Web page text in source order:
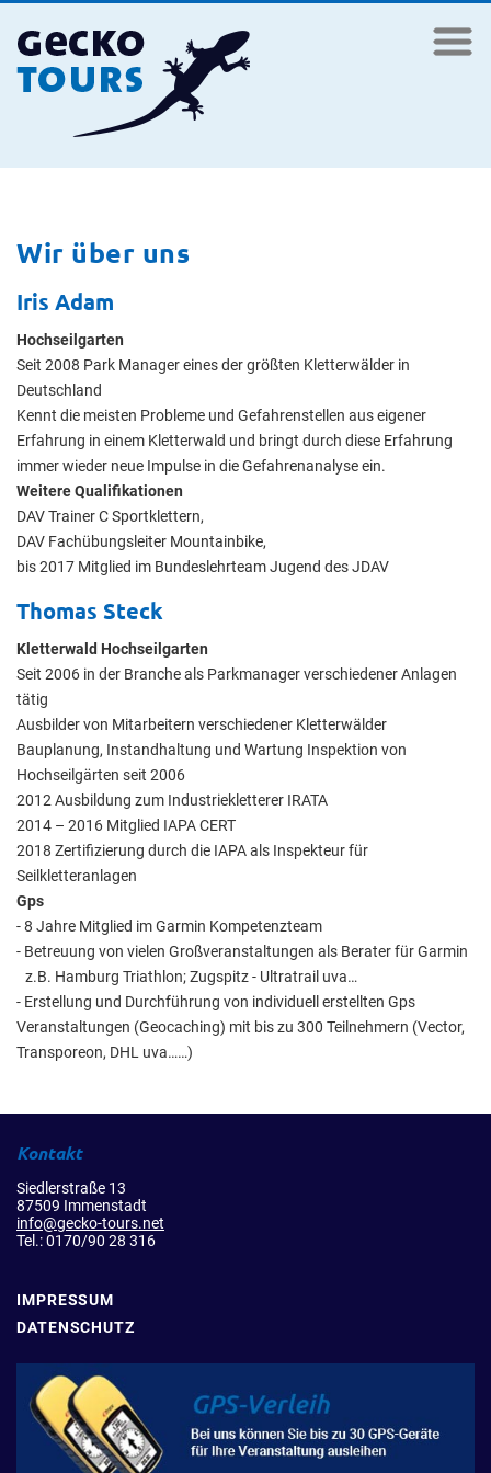
Wir über uns
Iris Adam
Hochseilgarten
Seit 2008 Park Manager eines der größten Kletterwälder in
Deutschland
Kennt die meisten Probleme und Gefahrenstellen aus eigener
Erfahrung in einem Kletterwald und bringt durch diese Erfahrung
immer wieder neue Impulse in die Gefahrenanalyse ein.
Weitere Qualifikationen
DAV Trainer C Sportklettern,
DAV Fachübungsleiter Mountainbike,
bis 2017 Mitglied im Bundeslehrteam Jugend des JDAV
Thomas Steck
Kletterwald Hochseilgarten
Seit 2006 in der Branche als Parkmanager verschiedener Anlagen
tätig
Ausbilder von Mitarbeitern verschiedener Kletterwälder
Bauplanung, Instandhaltung und Wartung Inspektion von
Hochseilgärten seit 2006
2012 Ausbildung zum Industriekletterer IRATA
2014 – 2016 Mitglied IAPA CERT
2018 Zertifizierung durch die IAPA als Inspekteur für
Seilkletteranlagen
Gps
- 8 Jahre Mitglied im Garmin Kompetenzteam
- Betreuung von vielen Großveranstaltungen als Berater für Garmin
z.B. Hamburg Triathlon; Zugspitz - Ultratrail uva…
- Erstellung und Durchführung von individuell erstellten Gps
Veranstaltungen (Geocaching) mit bis zu 300 Teilnehmern (Vector,
Transporeon, DHL uva……)
Kontakt
Siedlerstraße 13
87509 Immenstadt
info@gecko-tours.net
Tel.: 0170/90 28 316
IMPRESSUM
DATENSCHUTZ